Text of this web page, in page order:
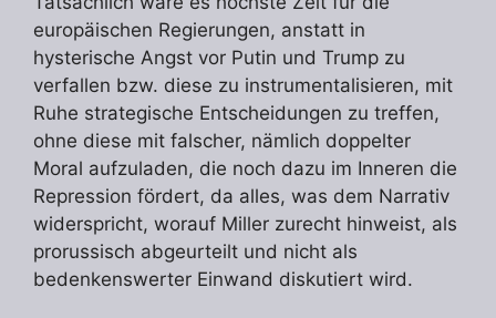
europäischen Regierungen, anstatt in
hysterische Angst vor Putin und Trump zu
verfallen bzw. diese zu instrumentalisieren, mit
Ruhe strategische Entscheidungen zu treffen,
ohne diese mit falscher, nämlich doppelter
Moral aufzuladen, die noch dazu im Inneren die
Repression fördert, da alles, was dem Narrativ
widerspricht, worauf Miller zurecht hinweist, als
prorussisch abgeurteilt und nicht als
bedenkenswerter Einwand diskutiert wird.